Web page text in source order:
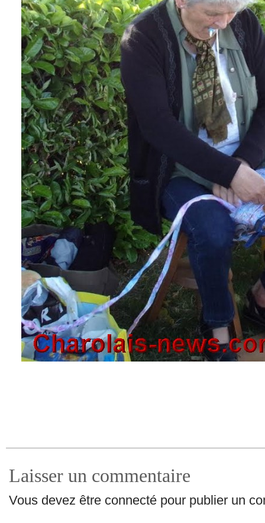
Laisser un commentaire
Vous devez être connecté pour publier un